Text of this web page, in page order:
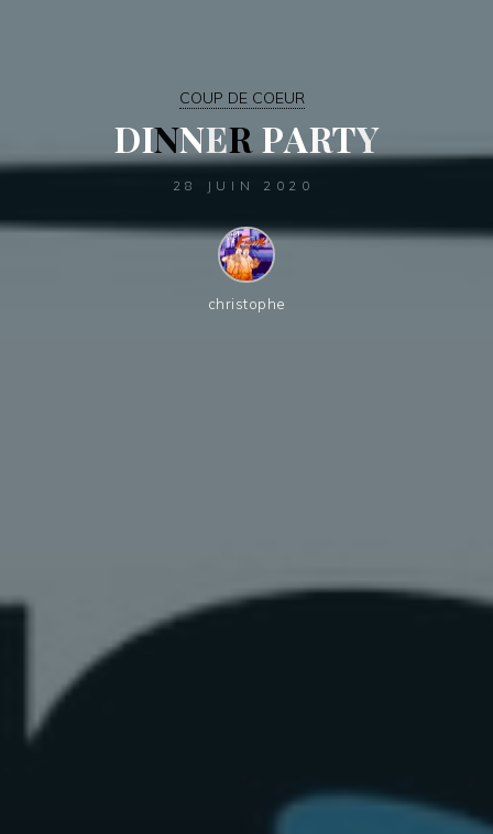
COUP DE COEUR
DINNER PARTY
28 JUIN 2020
christophe